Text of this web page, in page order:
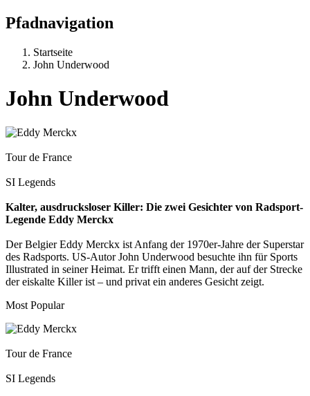
Pfadnavigation
Startseite
John Underwood
John Underwood
Tour de France
SI Legends
Kalter, ausdrucksloser Killer: Die zwei Gesichter von Radsport-
Legende Eddy Merckx
Der Belgier Eddy Merckx ist Anfang der 1970er-Jahre der Superstar
des Radsports. US-Autor John Underwood besuchte ihn für Sports
Illustrated in seiner Heimat. Er trifft einen Mann, der auf der Strecke
der eiskalte Killer ist – und privat ein anderes Gesicht zeigt.
Most Popular
Tour de France
SI Legends